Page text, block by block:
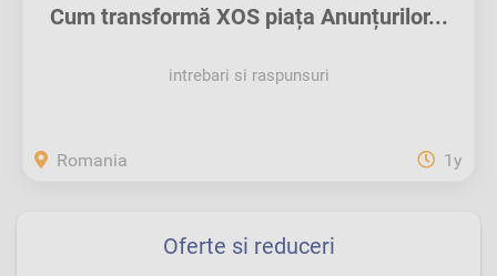
Cum transformă XOS piața Anunțurilor...
intrebari si raspunsuri
Romania 1y
Oferte si reduceri